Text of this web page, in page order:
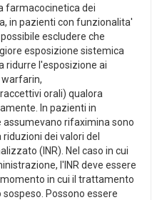
farmacocinetica dei
in pazienti con funzionalita'
escludere che
esposizione sistemica
ridurre l'esposizione ai
warfarin,
orali) qualora
In pazienti in
rifaximina sono
dei valori del
(INR). Nel caso in cui
l'INR deve essere
in cui il trattamento
Possono essere